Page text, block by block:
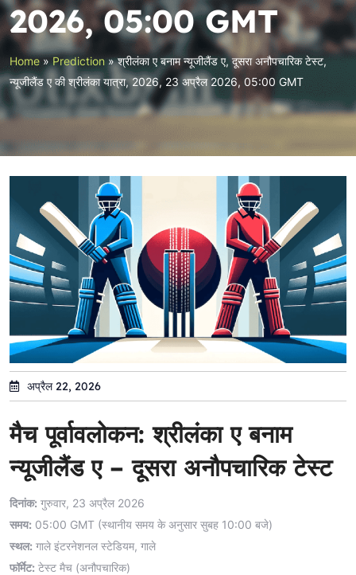
2026, 05:00 GMT
Home » Prediction»श्रीलंका ए बनाम न्यूजीलैंड ए, दूसरा अनौपचारिक टेस्ट,
न्यूजीलैंड ए की श्रीलंका यात्रा, 2026, 23 अप्रैल 2026, 05:00 GMT
अप्रैल 22, 2026
मैच पूर्वावलोकन: श्रीलंका ए बनाम
न्यूजीलैंड ए – दूसरा अनौपचारिक टेस्ट
दिनांक: गुरुवार, 23 अप्रैल 2026
समय: 05:00 GMT (स्थानीय समय के अनुसार सुबह 10:00 बजे)
स्थल: गाले इंटरनेशनल स्टेडियम, गाले
फॉर्मेट: टेस्ट मैच (अनौपचारिक)